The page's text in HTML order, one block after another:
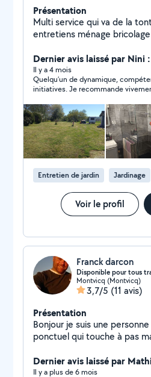
Présentation
Multi service qui va de la
entretiens ménage
Dernier avis laissé par Nini
Il y a 4 mois
Quelqu’un de dynamique, compétent,
initiatives. Je recommande
Entretien de jardin Jardinage
Voir le profil
Franck darcon
Disponible pour tous
Montvicq (Montvicq)
3,7/5 (11 avis)
Présentation
Bonjour je suis une
ponctuel qui touche à pas
bricolage, evacuation
etc travail rapide et soigné.
Dernier avis laissé par
Il y a plus de 6 mois